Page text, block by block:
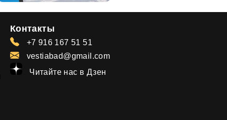
Контакты
+7 916 167 51 51
vestiabad@gmail.com
Читайте нас в Дзен